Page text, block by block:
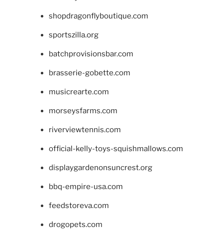
shopdragonflyboutique.com
sportszilla.org
batchprovisionsbar.com
brasserie-gobette.com
musicrearte.com
morseysfarms.com
riverviewtennis.com
official-kelly-toys-squishmallows.com
displaygardenonsuncrest.org
bbq-empire-usa.com
feedstoreva.com
drogopets.com